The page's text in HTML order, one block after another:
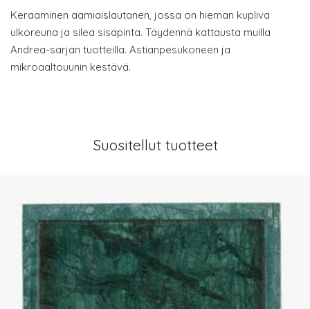
Keraaminen aamiaislautanen, jossa on hieman kupliva
ulkoreuna ja sileä sisäpinta. Täydennä kattausta muilla
Andrea-sarjan tuotteilla. Astianpesukoneen ja
mikroaaltouunin kestävä.
Suositellut tuotteet